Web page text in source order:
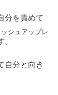
シュアップレ
分を責めて
自分と向き